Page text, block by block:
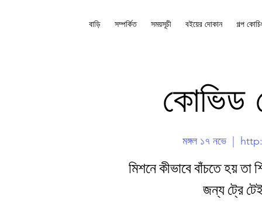
বাড়ি সম্পর্কিত সময়সূচী বইয়ের দোকান গল্প
কোভিড
মঙ্গল ১৭ নভে
  |
মিশনে কীভাবে বাঁচতে হয়
জন্য ট্রে